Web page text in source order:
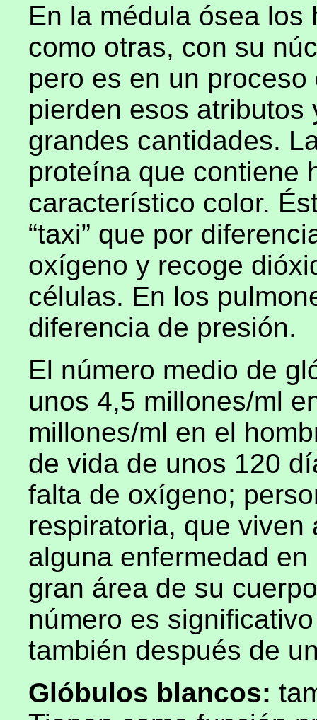
En la médula ósea
como otras, con su
pero es en un
pierden esos
grandes cantidades.
proteína que contiene
característico color.
“taxi” que por
oxígeno y recoge
células. En los
diferencia de presión.
El número medio de
unos 4,5 millones/ml
millones/ml en el
de vida de unos 120
falta de oxígeno;
respiratoria, que
alguna enfermedad
gran área de su
número es
también después de
Glóbulos blancos: